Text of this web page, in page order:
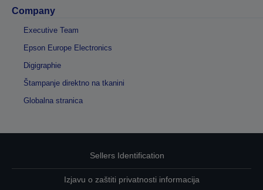
Company
Executive Team
Epson Europe Electronics
Digigraphie
Štampanje direktno na tkanini
Globalna stranica
Sellers Identification
Izjavu o zaštiti privatnosti informacija